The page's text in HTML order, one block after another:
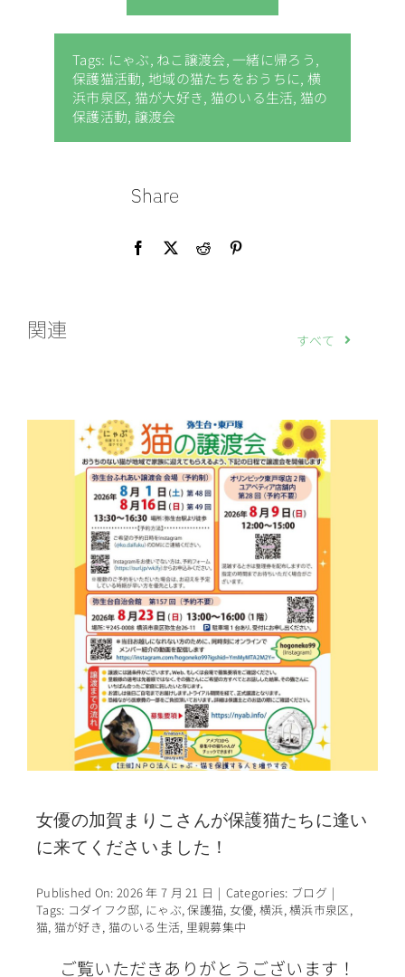
Tags: にゃぶ, ねこ譲渡会, 一緒に帰ろう,
保護猫活動,地域の猫たちをおうちに, 横
浜市泉区, 猫が大好き, 猫のいる生活, 猫の
保護活動, 譲渡会
Share
関連 すべて
女優の加賀まりこさんが保護猫たちに逢い
に来てくださいました！
Published On: 2026 年 7 月 21 日 | Categories: ブログ |
Tags: コダイフク邸, にゃぶ,保護猫, 女優,横浜,横浜市泉区,
猫, 猫が好き, 猫のいる生活, 里親募集中
ご覧いただきありがとうございます！